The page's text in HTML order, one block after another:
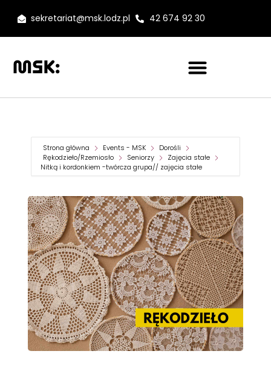
sekretariat@msk.lodz.pl 42 674 92 30
Strona główna Events - MSK
Dorośli
Rękodzieło/Rzemiosło
Seniorzy
Zajęcia stałe
Nitką i kordonkiem -twórcza grupa// zajęcia stałe